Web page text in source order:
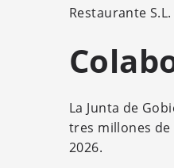
Restaurante
La Junta de
tres millones
2026.